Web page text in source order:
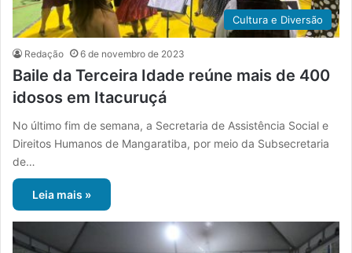
Cultura e Diversão
Redação 6 de novembro de 2023
Baile da Terceira Idade reúne mais de 400
idosos em Itacuruçá
No último fim de semana, a Secretaria de Assistência Social e
Direitos Humanos de Mangaratiba, por meio da Subsecretaria
de…
Leia mais »